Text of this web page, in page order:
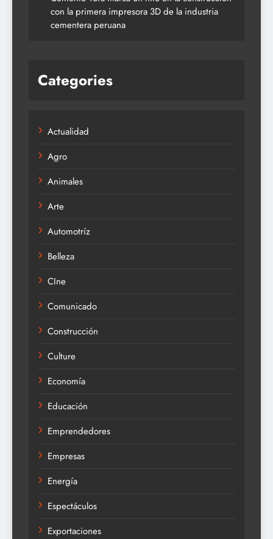
con la primera impresora 3D de la industria
cementera peruana
Categories
Actualidad
Agro
Animales
Arte
Automotríz
Belleza
CIne
Comunicado
Construcción
Culture
Economía
Educación
Emprendedores
Empresas
Energía
Espectáculos
Exportaciones